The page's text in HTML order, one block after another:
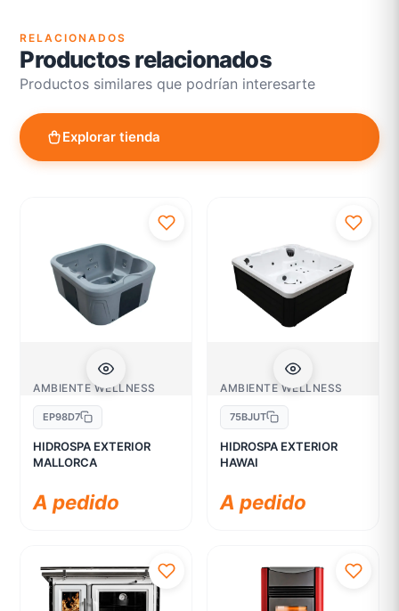
RELACIONADOS
Productos relacionados
Productos similares que podrían interesarte
Explorar tienda
AMBIENTE WELLNESS
EP98D7
HIDROSPA EXTERIOR
MALLORCA
A pedido
AMBIENTE WELLNESS
75BJUT
HIDROSPA EXTERIOR
HAWAI
A pedido